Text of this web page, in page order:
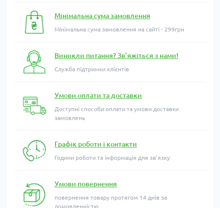
Мінімальна сума замовлення
Мінімальна сума замовлення на сайті - 299грн
Виникли питання? Зв'яжіться з нами!
Служба підтримки клієнтів
Умови оплати та доставки
Доступні способи оплати та умови доставки
замовлень
Графік роботи і контакти
Години роботи та інформація для зв'язку
Умови повернення
повернення товару протягом 14 днів за
домовленністю